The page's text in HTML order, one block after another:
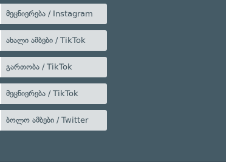
მეცნიერება / Instagram
ახალი ამბები / TikTok
გართობა / TikTok
მეცნიერება / TikTok
ბოლო ამბები / Twitter